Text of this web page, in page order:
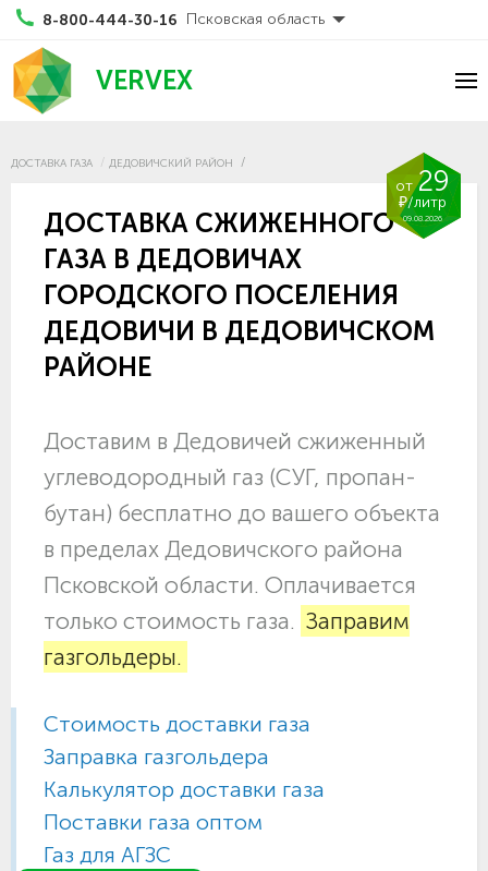
8-800-444-30-16 Псковская область
VERVEX
ДОСТАВКА ГАЗА ДЕДОВИЧСКИЙ РАЙОН
от29
₽/литр
09.08.2026
ДОСТАВКА СЖИЖЕННОГО
ГАЗА В ДЕДОВИЧАХ
ГОРОДСКОГО ПОСЕЛЕНИЯ
ДЕДОВИЧИ В ДЕДОВИЧСКОМ
РАЙОНЕ
Доставим в Дедовичей сжиженный
углеводородный газ (СУГ, пропан-
бутан) бесплатно до вашего объекта
в пределах Дедовичского района
Псковской области. Оплачивается
только стоимость газа. Заправим
газгольдеры.
Стоимость доставки газа
Заправка газгольдера
Калькулятор доставки газа
Поставки газа оптом
Газ для АГЗС